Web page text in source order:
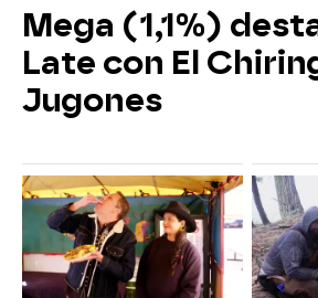
Mega (1,1%)
Late con El
Jugones